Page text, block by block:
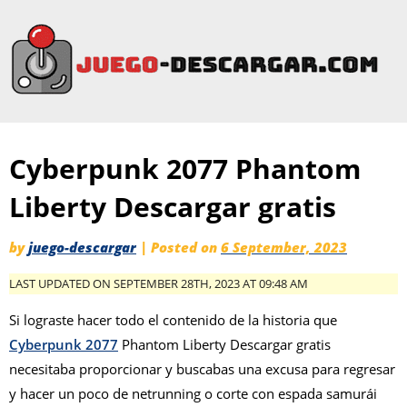
Cyberpunk 2077 Phantom
Liberty Descargar gratis
byjuego-descargar | Posted on 6 September, 2023
LAST UPDATED ON SEPTEMBER 28TH, 2023 AT 09:48 AM
Si lograste hacer todo el contenido de la historia que
Cyberpunk 2077 Phantom Liberty Descargar gratis
necesitaba proporcionar y buscabas una excusa para regresar
y hacer un poco de netrunning o corte con espada samurái